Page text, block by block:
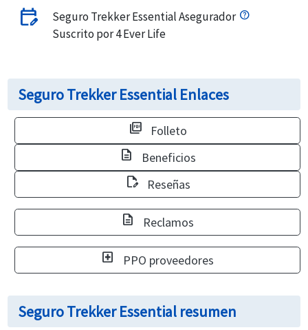
edit_calendar
Seguro Trekker Essential Asegurador
Suscrito por 4 Ever Life
Seguro Trekker Essential Enlaces
picture_as_pdf Folleto
description Beneficios
edit_document Reseñas
description Reclamos
local_hospital PPO proveedores
Seguro Trekker Essential resumen